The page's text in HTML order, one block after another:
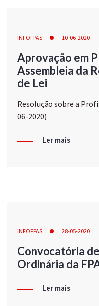
INFOFPAS 10-06-2020
Aprovação em
Assembleia da
de Lei
Resolução sobre a
06-2020)
Ler mais
INFOFPAS 28-05-2020
Convocatória
Ordinária da
Ler mais